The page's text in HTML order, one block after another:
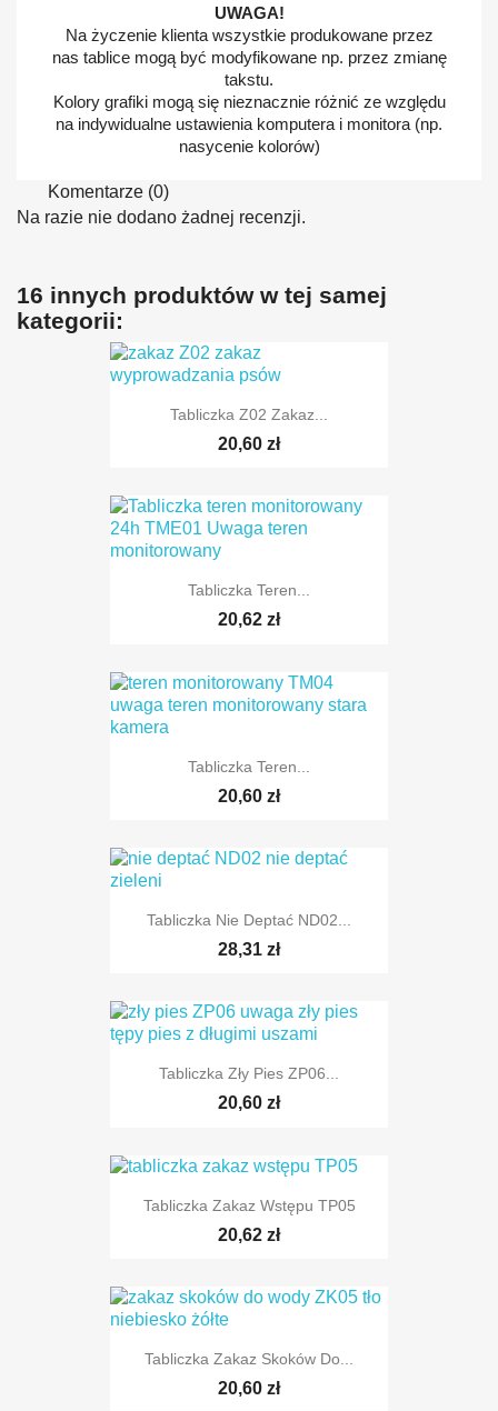
UWAGA!
Na życzenie klienta wszystkie produkowane przez
nas tablice mogą być modyfikowane np. przez zmianę
takstu.
Kolory grafiki mogą się nieznacznie różnić ze względu
na indywidualne ustawienia komputera i monitora (np.
nasycenie kolorów)
Komentarze (0)
Na razie nie dodano żadnej recenzji.
16 innych produktów w tej samej
kategorii:
Tabliczka Z02 Zakaz...
20,60 zł
Tabliczka Teren...
20,62 zł
Tabliczka Teren...
20,60 zł
Tabliczka Nie Deptać ND02...
28,31 zł
Tabliczka Zły Pies ZP06...
20,60 zł
Tabliczka Zakaz Wstępu TP05
20,62 zł
Tabliczka Zakaz Skoków Do...
20,60 zł